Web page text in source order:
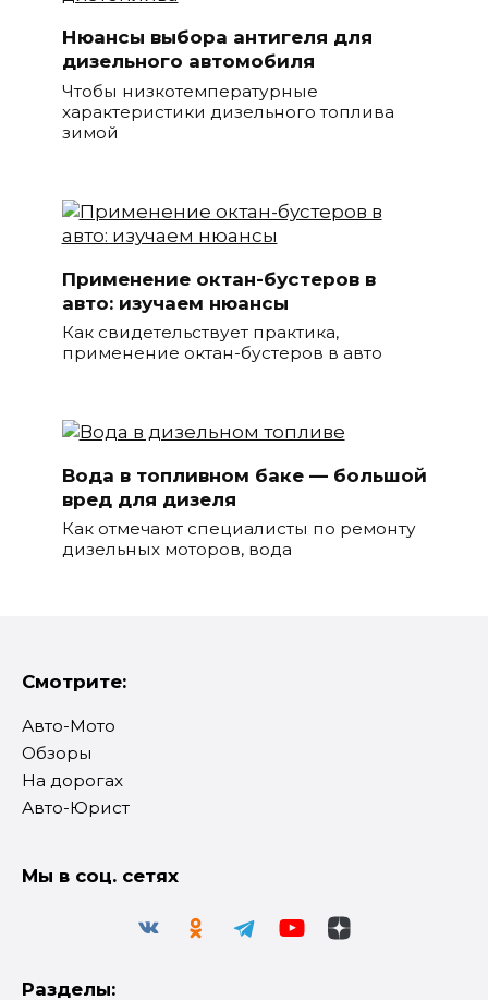
Нюансы выбора антигеля для
дизельного автомобиля
Чтобы низкотемпературные
характеристики дизельного топлива
зимой
Применение октан-бустеров в
авто: изучаем нюансы
Как свидетельствует практика,
применение октан-бустеров в авто
Вода в топливном баке — большой
вред для дизеля
Как отмечают специалисты по ремонту
дизельных моторов, вода
Смотрите:
Авто-Мото
Обзоры
На дорогах
Авто-Юрист
Мы в соц. сетях
Разделы: